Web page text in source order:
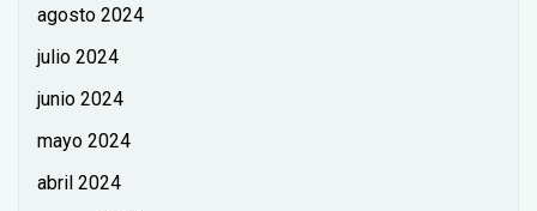
agosto 2024
julio 2024
junio 2024
mayo 2024
abril 2024